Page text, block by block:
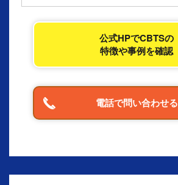
公式HPでCBTSの
特徴や事例を確認
電話で問い合わせる